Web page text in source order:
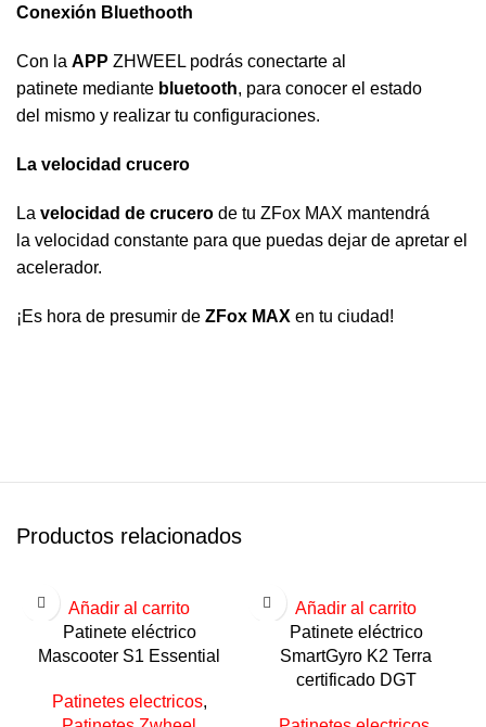
Conexión Bluethooth
Con la APP ZHWEEL podrás conectarte al
patinete mediante bluetooth, para conocer el estado
del mismo y realizar tu configuraciones.
La velocidad crucero
La velocidad de crucero de tu ZFox MAX mantendrá
la velocidad constante para que puedas dejar de apretar el
acelerador.
¡Es hora de presumir de ZFox MAX en tu ciudad!
Productos relacionados
Añadir al carrito
Patinete eléctrico
Mascooter S1 Essential
Patinetes electricos,
Añadir al carrito
Patinete eléctrico
SmartGyro K2 Terra
certificado DGT